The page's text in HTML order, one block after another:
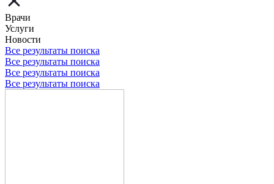
Врачи
Услуги
Новости
Все результаты поиска
Все результаты поиска
Все результаты поиска
Все результаты поиска